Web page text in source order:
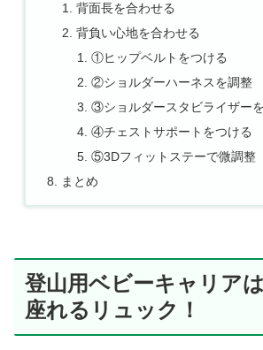
背面長を合わせる
背負い心地を合わせる
①ヒップベルトをつける
②ショルダーハーネスを調整
③ショルダースタビライザー
④チェストサポートをつける
⑤3Dフィットステーで微調整
まとめ
登山用ベビーキャリア
座れるリュック！